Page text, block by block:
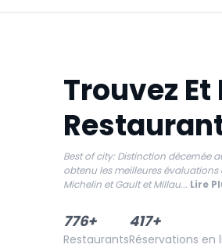
Trouvez Et
Best of city: Distinction décernée
obtenu les meilleures évaluations
Michelin et Gault et Millau... Lire
776+
Restaurants
417+
Réservations en